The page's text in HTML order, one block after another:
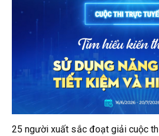
25 người xuất sắc đoạt giải cuộc